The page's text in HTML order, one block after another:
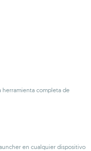
herramienta completa de
en cualquier dispositivo